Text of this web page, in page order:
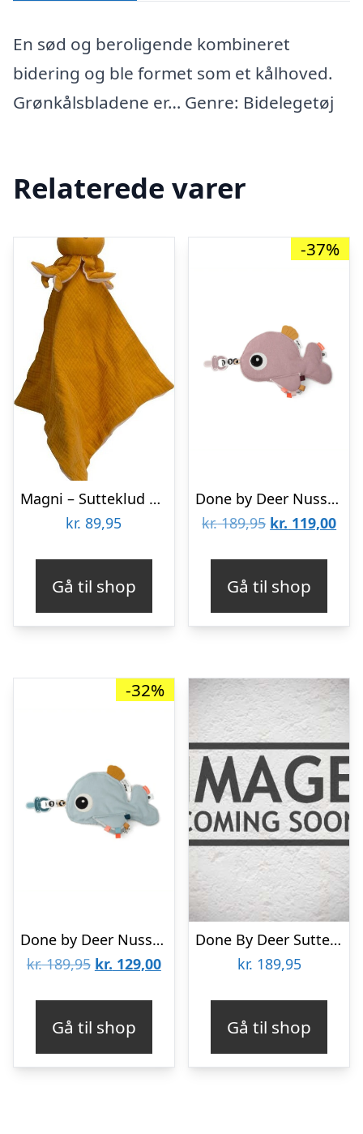
En sød og beroligende kombineret
bidering og ble formet som et kålhoved.
Grønkålsbladene er… Genre: Bidelegetøj
Relaterede varer
Magni – Sutteklud Med Blæksprutte – Karrygul
kr. 89,95
Gå til shop
-37%
Done by Deer Nusseklud Wally, Powder – Sutteklud – Legekammeraten.dk
kr.189,95 Den
kr. 189,95.
kr. 119,00Den
kr.
Gå til shop
-32%
Done by Deer Nusseklud Wally, Blue – Sutteklud – Legekammeraten.dk
kr.189,95 Den
kr. 189,95.
kr. 129,00Den
kr. 129,00.
Gå til shop
Done By Deer Sutteklud – 25×20 – Cozy Elphee – Blå
kr. 189,95
Gå til shop